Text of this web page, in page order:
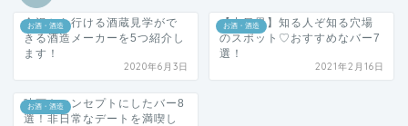
お酒・酒造
金沢から行ける酒蔵見学がで
きる酒造メーカーを5つ紹介し
ます！
2020年6月3日
お酒・酒造
【中目黒】知る人ぞ知る穴場
のスポット♡おすすめなバー7
選！
2021年2月16日
お酒・酒造
映画をコンセプトにしたバー8
選！非日常なデートを満喫し